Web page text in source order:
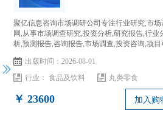
聚亿信息咨询市场调研公司专注行业研究,市
网,从事市场调查研究,投资分析,研究报告,行
析,预测报告,咨询报告,市场调查,投资咨询,项
出版时间：2026-08-01
行业：食品及饮料 丸类零食
￥ 23600 加入购